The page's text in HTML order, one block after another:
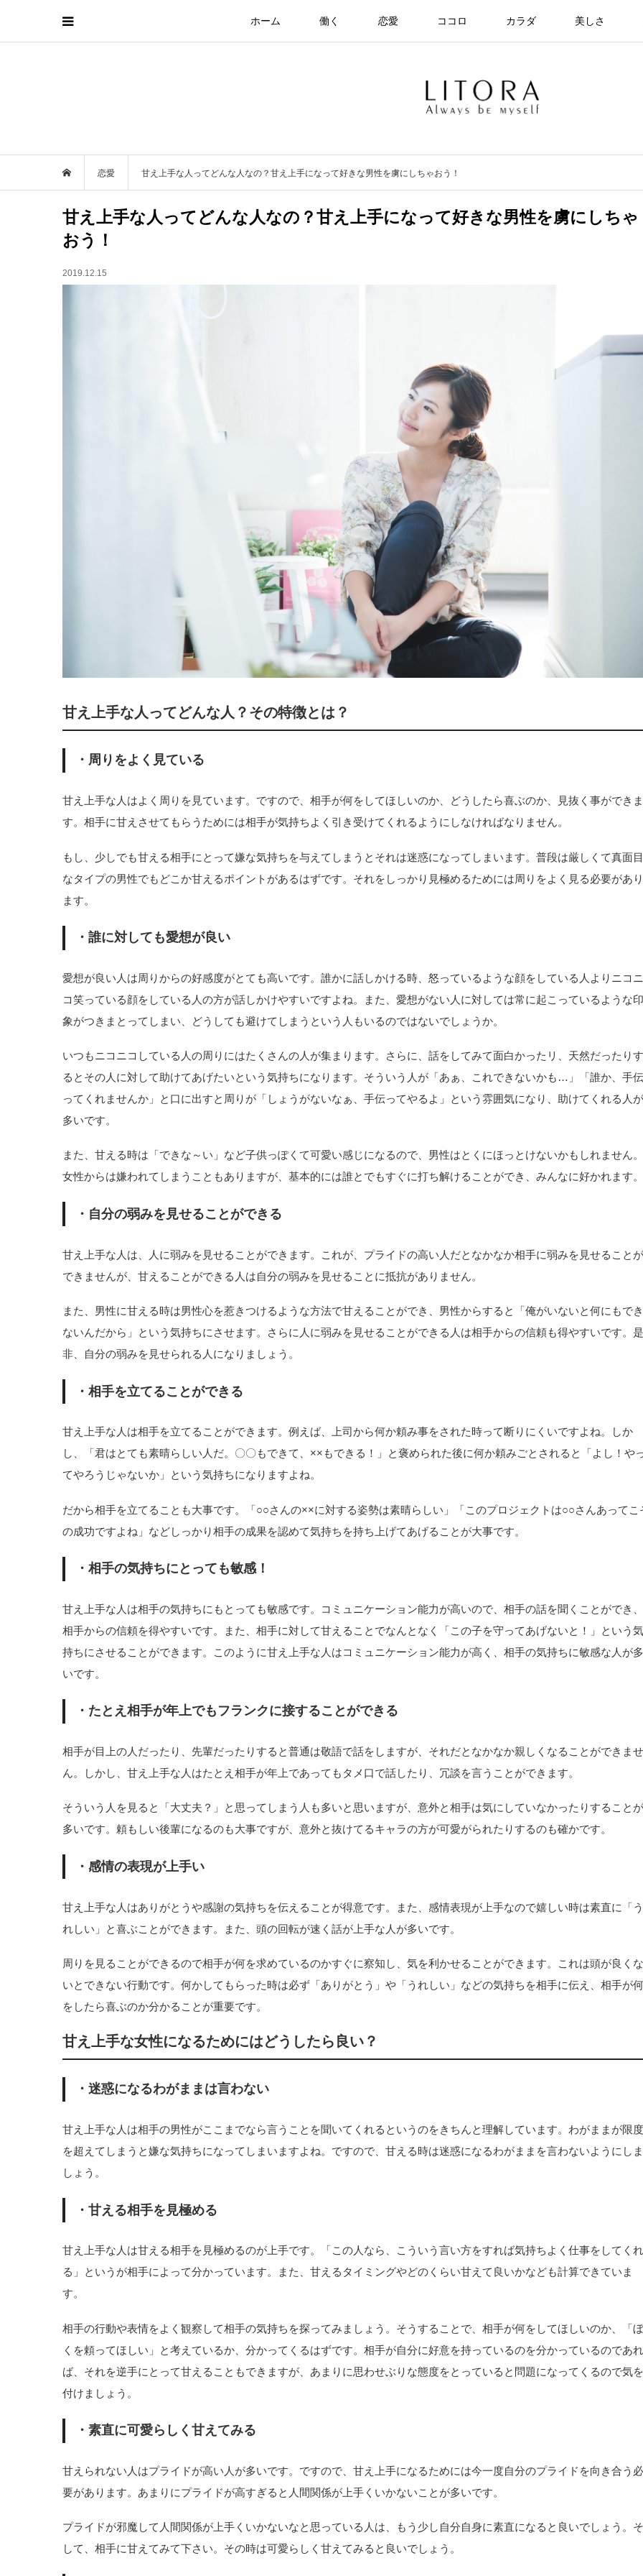
ホーム 働く 恋愛 ココロ カラダ 美しさ
恋愛 甘え上手な人ってどんな人なの？甘え上手になって好きな男性を虜にしちゃおう！
甘え上手な人ってどんな人なの？甘え上手になって好きな男性を虜にしちゃ
おう！
2019.12.15
甘え上手な人ってどんな人？その特徴とは？
・周りをよく見ている
甘え上手な人はよく周りを見ています。ですので、相手が何をしてほしいのか、どうしたら喜ぶのか、見抜く事ができま
す。相手に甘えさせてもらうためには相手が気持ちよく引き受けてくれるようにしなければなりません。
もし、少しでも甘える相手にとって嫌な気持ちを与えてしまうとそれは迷惑になってしまいます。普段は厳しくて真面目
なタイプの男性でもどこか甘えるポイントがあるはずです。それをしっかり見極めるためには周りをよく見る必要があり
ます。
・誰に対しても愛想が良い
愛想が良い人は周りからの好感度がとても高いです。誰かに話しかける時、怒っているような顔をしている人よりニコニ
コ笑っている顔をしている人の方が話しかけやすいですよね。また、愛想がない人に対しては常に起こっているような印
象がつきまとってしまい、どうしても避けてしまうという人もいるのではないでしょうか。
いつもニコニコしている人の周りにはたくさんの人が集まります。さらに、話をしてみて面白かったリ、天然だったりす
るとその人に対して助けてあげたいという気持ちになります。そういう人が「あぁ、これできないかも…」「誰か、手伝
ってくれませんか」と口に出すと周りが「しょうがないなぁ、手伝ってやるよ」という雰囲気になり、助けてくれる人が
多いです。
また、甘える時は「できな～い」など子供っぽくて可愛い感じになるので、男性はとくにほっとけないかもしれません。
女性からは嫌われてしまうこともありますが、基本的には誰とでもすぐに打ち解けることができ、みんなに好かれます。
・自分の弱みを見せることができる
甘え上手な人は、人に弱みを見せることができます。これが、プライドの高い人だとなかなか相手に弱みを見せることが
できませんが、甘えることができる人は自分の弱みを見せることに抵抗がありません。
また、男性に甘える時は男性心を惹きつけるような方法で甘えることができ、男性からすると「俺がいないと何にもでき
ないんだから」という気持ちにさせます。さらに人に弱みを見せることができる人は相手からの信頼も得やすいです。是
非、自分の弱みを見せられる人になりましょう。
・相手を立てることができる
甘え上手な人は相手を立てることができます。例えば、上司から何か頼み事をされた時って断りにくいですよね。しか
し、「君はとても素晴らしい人だ。〇〇もできて、××もできる！」と褒められた後に何か頼みごとされると「よし！や
てやろうじゃないか」という気持ちになりますよね。
だから相手を立てることも大事です。「○○さんの××に対する姿勢は素晴らしい」「このプロジェクトは○○さんあってこ
の成功ですよね」などしっかり相手の成果を認めて気持ちを持ち上げてあげることが大事です。
・相手の気持ちにとっても敏感！
甘え上手な人は相手の気持ちにもとっても敏感です。コミュニケーション能力が高いので、相手の話を聞くことができ、
相手からの信頼を得やすいです。また、相手に対して甘えることでなんとなく「この子を守ってあげないと！」という気
持ちにさせることができます。このように甘え上手な人はコミュニケーション能力が高く、相手の気持ちに敏感な人が多
いです。
・たとえ相手が年上でもフランクに接することができる
相手が目上の人だったり、先輩だったりすると普通は敬語で話をしますが、それだとなかなか親しくなることができませ
ん。しかし、甘え上手な人はたとえ相手が年上であってもタメ口で話したり、冗談を言うことができます。
そういう人を見ると「大丈夫？」と思ってしまう人も多いと思いますが、意外と相手は気にしていなかったりすることが
多いです。頼もしい後輩になるのも大事ですが、意外と抜けてるキャラの方が可愛がられたりするのも確かです。
・感情の表現が上手い
甘え上手な人はありがとうや感謝の気持ちを伝えることが得意です。また、感情表現が上手なので嬉しい時は素直に「う
れしい」と喜ぶことができます。また、頭の回転が速く話が上手な人が多いです。
周りを見ることができるので相手が何を求めているのかすぐに察知し、気を利かせることができます。これは頭が良くな
いとできない行動です。何かしてもらった時は必ず「ありがとう」や「うれしい」などの気持ちを相手に伝え、相手が何
をしたら喜ぶのか分かることが重要です。
甘え上手な女性になるためにはどうしたら良い？
・迷惑になるわがままは言わない
甘え上手な人は相手の男性がここまでなら言うことを聞いてくれるというのをきちんと理解しています。わがままが限度
を超えてしまうと嫌な気持ちになってしまいますよね。ですので、甘える時は迷惑になるわがままを言わないようにしま
しょう。
・甘える相手を見極める
甘え上手な人は甘える相手を見極めるのが上手です。「この人なら、こういう言い方をすれば気持ちよく仕事をしてくれ
る」というが相手によって分かっています。また、甘えるタイミングやどのくらい甘えて良いかなども計算できていま
す。
相手の行動や表情をよく観察して相手の気持ちを探ってみましょう。そうすることで、相手が何をしてほしいのか、「ぼ
くを頼ってほしい」と考えているか、分かってくるはずです。相手が自分に好意を持っているのを分かっているのであれ
ば、それを逆手にとって甘えることもできますが、あまりに思わせぶりな態度をとっていると問題になってくるので気を
付けましょう。
・素直に可愛らしく甘えてみる
甘えられない人はプライドが高い人が多いです。ですので、甘え上手になるためには今一度自分のプライドを向き合う必
要があります。あまりにプライドが高すぎると人間関係が上手くいかないことが多いです。
プライドが邪魔して人間関係が上手くいかないなと思っている人は、もう少し自分自身に素直になると良いでしょう。そ
して、相手に甘えてみて下さい。その時は可愛らしく甘えてみると良いでしょう。